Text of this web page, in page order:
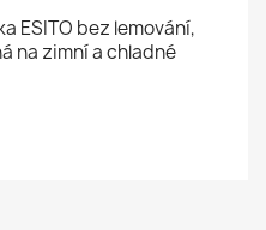
ESITO bez lemování,
na zimní a chladné